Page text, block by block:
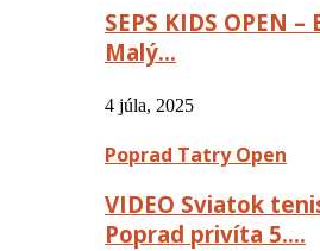
SEPS KIDS OPEN
Malý…
4 júla, 2025
Poprad Tatry Open
VIDEO Sviatok
Poprad privíta 5….